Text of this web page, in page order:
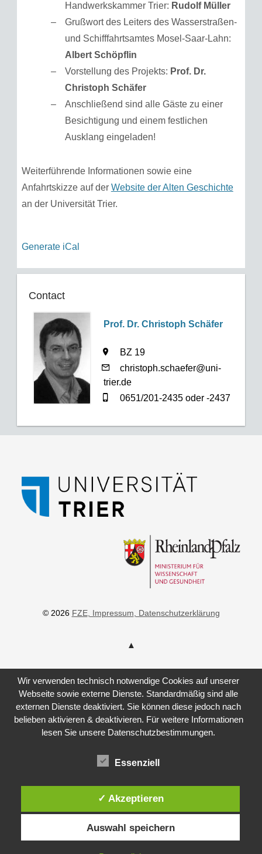
Handwerkskammer Trier: Rudolf Müller
Grußwort des Leiters des Wasserstraßen-
und Schifffahrtsamtes Mosel-Saar-Lahn:
Albert Schöpflin
Vorstellung des Projekts: Prof. Dr.
Christoph Schäfer
Anschließend sind alle Gäste zu einer
Besichtigung und einem festlichen
Ausklang eingeladen!
Weiterführende Informationen sowie eine
Anfahrtskizze auf der Website der Alten Geschichte
an der Universität Trier.
Generate iCal
Contact
Prof. Dr. Christoph Schäfer
BZ 19
christoph.schaefer@uni-
trier.de
0651/201-2435 oder -2437
© 2026 FZE, Impressum, Datenschutzerklärung
Wir verwenden technisch notwendige Cookies auf unserer
Webseite sowie externe Dienste. Standardmäßig sind alle
externen Dienste deaktiviert. Sie können diese jedoch nach
belieben aktivieren & deaktivieren. Für weitere Informationen
lesen Sie unsere Datenschutzbestimmungen.
Essenziell
✓ Akzeptieren
Auswahl speichern